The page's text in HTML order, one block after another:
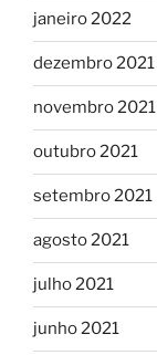
janeiro 2022
dezembro 2021
novembro 2021
outubro 2021
setembro 2021
agosto 2021
julho 2021
junho 2021